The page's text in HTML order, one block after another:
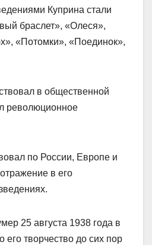
Куприна стали
браслет», «Олеся»,
«Потомки», «Поединок»,
в общественной
революционное
по России, Европе и
в его
25 августа 1938 года в
его творчество до сих пор